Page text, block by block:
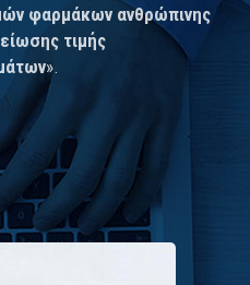
φαρμάκων ανθρώπινης
τιμής
».